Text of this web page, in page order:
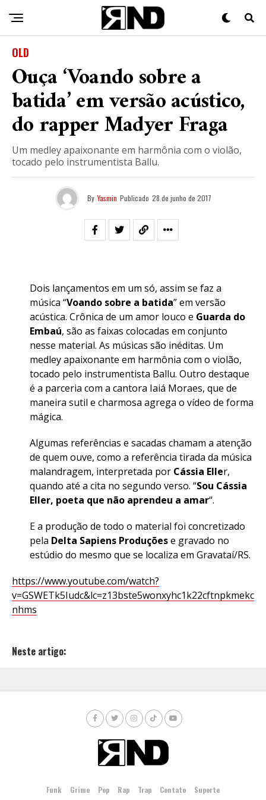
OLD
Ouça ‘Voando sobre a
batida’ em versão acústico,
do rapper Madyer Fraga
Um medley apaixonante em harmônia com o violão,
tocado pelo instrumentista Ballu.
By Yasmin Publicado 28 de junho de 2017
Dois lançamentos em um só, assim se faz a
música “Voando sobre a batida” em versão
acústica. Crônica de um amor louco e Guarda do
Embaú, são as faixas colocadas em conjunto
nesse material. As músicas são inéditas. Um
medley apaixonante em harmônia com o violão,
tocado pelo instrumentista Ballu. Outro destaque
é a parceria com a cantora Iaiá Moraes, que de
maneira sutil e charmosa agrega o vídeo de forma
mágica.
Algumas referências e sacadas chamam a atenção
de quem ouve, como a referência tirada da música
malandragem, interpretada por Cássia Eller,
quando até a cita no segundo verso. “Sou Cássia
Eller, poeta que não aprendeu a amar“.
E a produção de todo o material foi concretizado
pela Delta Sapiens Produçõese gravado no
estúdio do mesmo que se localiza em Gravataí/RS.
https://www.youtube.com/watch?
v=GSWETk5Iudc&lc=z13bste5wonxyhc1k22cftnpkmekc
nhms
Neste artigo:
Funk Grime Pop Rap Trap Contato Suporte